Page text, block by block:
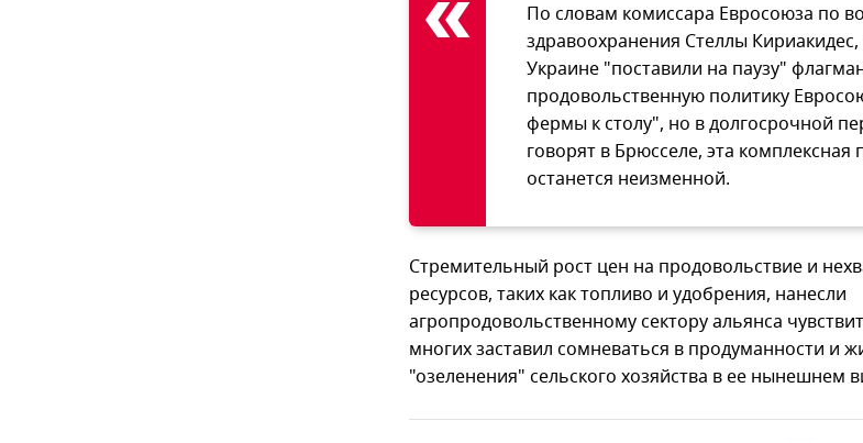
По словам комиссара Евросоюза по
здравоохранения Стеллы
Украине "поставили на паузу"
продовольственную политику
фермы к столу", но в долгосрочной
говорят в Брюсселе, эта комплексная
останется неизменной.
Стремительный рост цен на продовольствие и
ресурсов, таких как топливо и удобрения, нанесли
агропродовольственному сектору альянса
многих заставил сомневаться в продуманности и
"озеленения" сельского хозяйства в ее нынешнем